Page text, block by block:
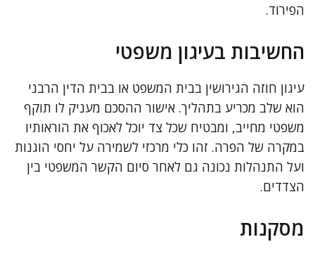
הפירוד.
החשיבות בעיגון משפטי
עיגון חוזה הגירושין בבית המשפט או בבית הדין הרבני
הוא שלב מכריע בתהליך. אישור ההסכם מעניק לו תוקף
משפטי מחייב, ומבטיח שכל צד יוכל לאכוף את הוראותיו
במקרה של הפרה. זהו כלי מרכזי לשמירה על יחסי הוגנות
ועל התנהלות נכונה גם לאחר סיום הקשר המשפטי בין
הצדדים.
מסקנות